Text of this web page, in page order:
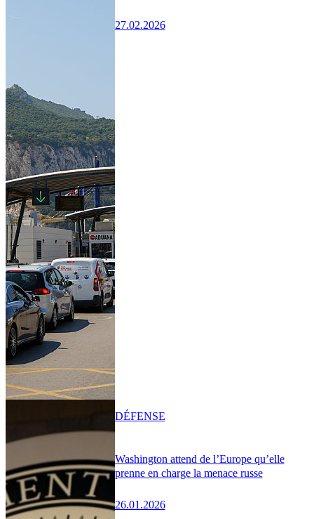
27.02.2026
Washington attend de l’Europe qu’elle
prenne en charge la menace russe
26.01.2026
DÉFENSE